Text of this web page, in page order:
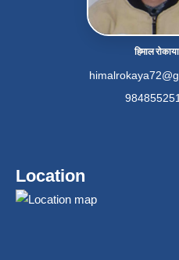
हिमाल रोकाया
Location